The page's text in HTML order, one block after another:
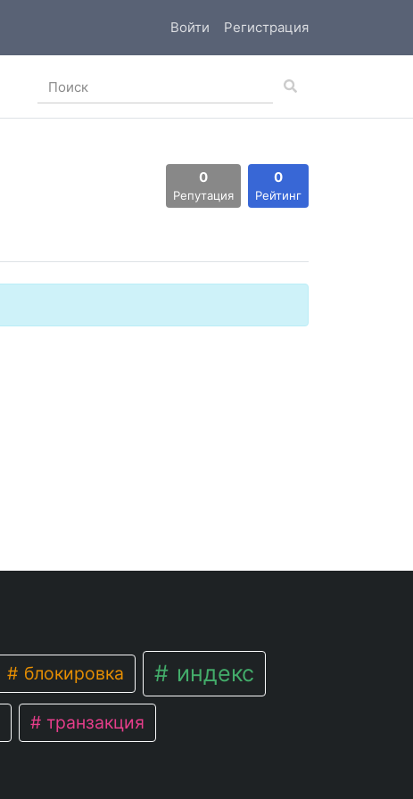
Войти Регистрация
0
Репутация
0
Рейтинг
блокировка индекс
транзакция